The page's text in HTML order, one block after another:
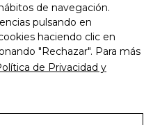
ByJosep
de navegación.
pulsando en
haciendo clic en
"Rechazar". Para más
de Privacidad y